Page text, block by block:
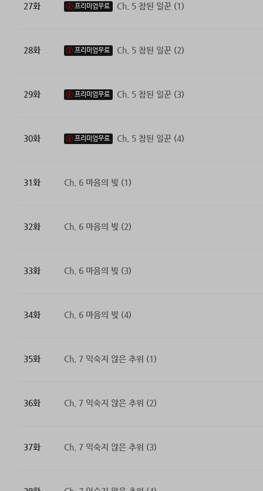
27화 프리미엄무료 Ch. 5 참된 일꾼 (1)
28화 프리미엄무료 Ch. 5 참된 일꾼 (2)
29화 프리미엄무료 Ch. 5 참된 일꾼 (3)
30화 프리미엄무료 Ch. 5 참된 일꾼 (4)
31화 Ch. 6 마음의 빚 (1)
32화 Ch. 6 마음의 빚 (2)
33화 Ch. 6 마음의 빚 (3)
34화 Ch. 6 마음의 빚 (4)
35화 Ch. 7 익숙지 않은 추위 (1)
36화 Ch. 7 익숙지 않은 추위 (2)
37화 Ch. 7 익숙지 않은 추위 (3)